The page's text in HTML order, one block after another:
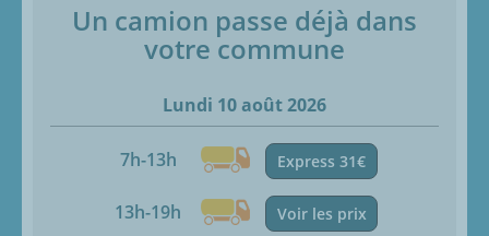
Un camion passe déjà dans
votre commune
Lundi 10 août 2026
7h-13h Express 31€
13h-19h Voir les prix